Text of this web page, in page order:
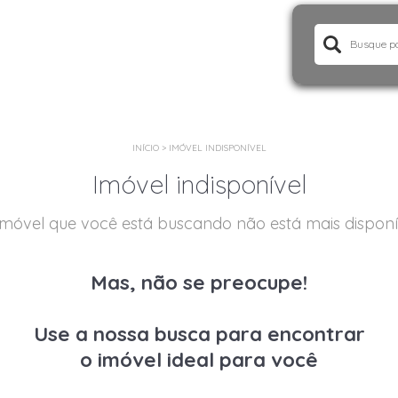
INÍCIO> IMÓVEL INDISPONÍVEL
Imóvel indisponível
que você está buscando não está mais
Mas, não se preocupe!
Use a nossa busca para encontrar
o imóvel ideal para você